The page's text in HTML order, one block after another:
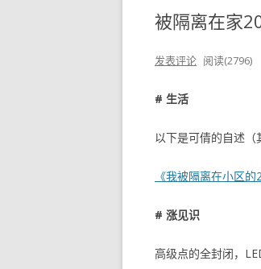
被隔离在家
发表评论 阅读(2796)
# 生活
以下是可倩的自述（
《我被隔离在小区的
# 涨见识
高级点的全封闭，